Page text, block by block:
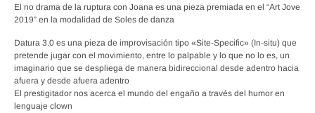
El no drama de la ruptura con Joana es una pieza premiada en el “Art Jove
2019” en la modalidad de Soles de danza
Datura 3.0 es una pieza de improvisación tipo «Site-Specific» (In-situ) que
pretende jugar con el movimiento, entre lo palpable y lo que no lo es, un
imaginario que se despliega de manera bidireccional desde adentro hacia
afuera y desde afuera adentro
El prestigitador nos acerca el mundo del engaño a través del humor en
lenguaje clown